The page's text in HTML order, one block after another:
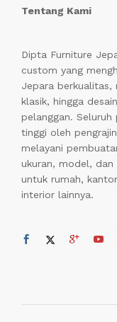
Tentang Kami
Dipta Furniture
custom yang
Jepara berkualitas,
klasik, hingga
pelanggan.
tinggi oleh
melayani
ukuran, model, dan
untuk rumah,
interior lainnya.